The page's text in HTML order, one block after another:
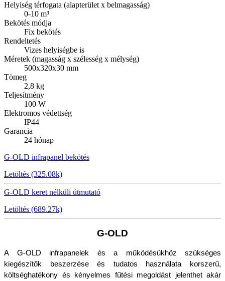
Helyiség térfogata (alapterület x belmagasság)
0-10 m³
Bekötés módja
Fix bekötés
Rendeltetés
Vizes helyiségbe is
Méretek (magasság x szélesség x mélység)
500x320x30 mm
Tömeg
2,8 kg
Teljesítmény
100 W
Elektromos védettség
IP44
Garancia
24 hónap
G-OLD infrapanel bekötés
Letöltés (325.08k)
G-OLD keret nélküli útmutató
Letöltés (689.27k)
G-OLD
A G-OLD infrapanelek és a működésükhöz szükséges
kiegészítők beszerzése és tudatos használata korszerű,
költséghatékony és kényelmes fűtési megoldást jelenthet akár